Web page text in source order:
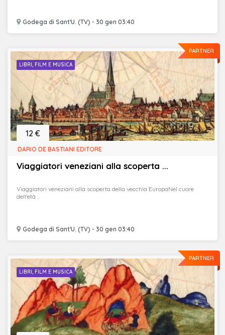
Godega di Sant'U. (TV) - 30 gen 03:40
PARTNER
LIBRI, FILM E MUSICA
Viaggiatori veneziani alla scoperta ...
Godega di Sant'U. (TV) - 30 gen 03:40
12 €
DARIO DE BASTIANI EDITORE
Viaggiatori veneziani alla scoperta della vecchia EuropaNel cuore
dell'età ...
PARTNER
LIBRI, FILM E MUSICA